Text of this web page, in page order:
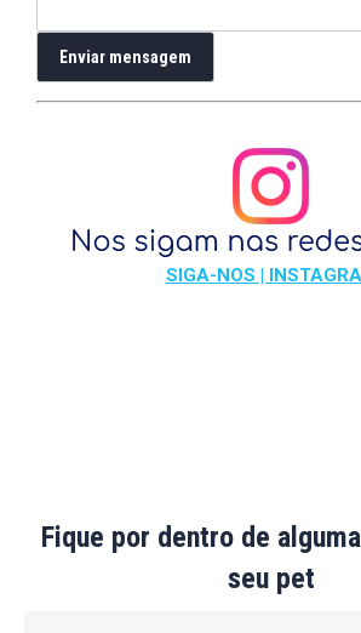
SIGA-NOS |
Fique por dentro de
seu pet